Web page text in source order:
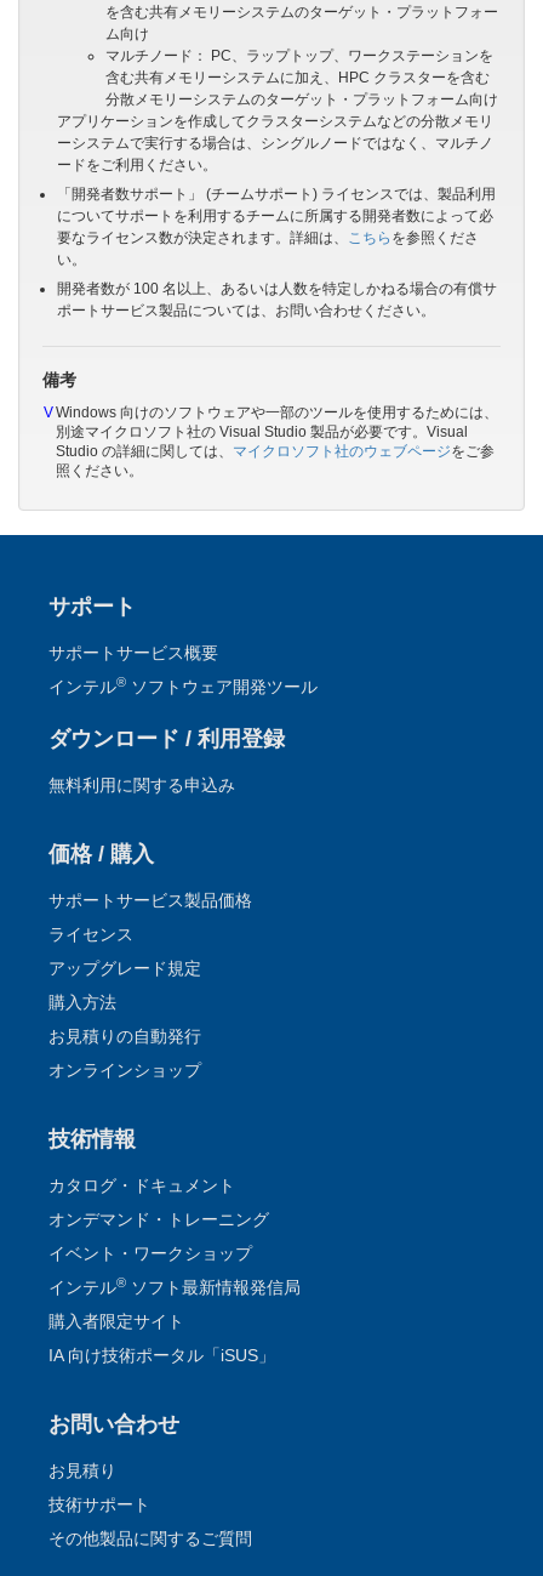
を含む共有メモリーシステムのターゲット・プラットフォー
ム向け
マルチノード： PC、ラップトップ、ワークステーションを
含む共有メモリーシステムに加え、HPC クラスターを含む
分散メモリーシステムのターゲット・プラットフォーム向け
アプリケーションを作成してクラスターシステムなどの分散メモリ
ーシステムで実行する場合は、シングルノードではなく、マルチノ
ードをご利用ください。
「開発者数サポート」 (チームサポート) ライセンスでは、製品利用
についてサポートを利用するチームに所属する開発者数によって必
要なライセンス数が決定されます。詳細は、 こちら を参照くださ
い。
開発者数が 100 名以上、あるいは人数を特定しかねる場合の有償サ
ポートサービス製品については、お問い合わせください。
備考
VWindows 向けのソフトウェアや一部のツールを使用するためには、
別途マイクロソフト社の Visual Studio 製品が必要です。Visual
Studio の詳細に関しては、 マイクロソフト社のウェブページをご参
照ください。
サポート
サポートサービス概要
インテル® ソフトウェア開発ツール
ダウンロード / 利用登録
無料利用に関する申込み
価格 / 購入
サポートサービス製品価格
ライセンス
アップグレード規定
購入方法
お見積りの自動発行
オンラインショップ
技術情報
カタログ・ドキュメント
オンデマンド・トレーニング
イベント・ワークショップ
インテル® ソフト最新情報発信局
購入者限定サイト
IA 向け技術ポータル「iSUS」
お問い合わせ
お見積り
技術サポート
その他製品に関するご質問